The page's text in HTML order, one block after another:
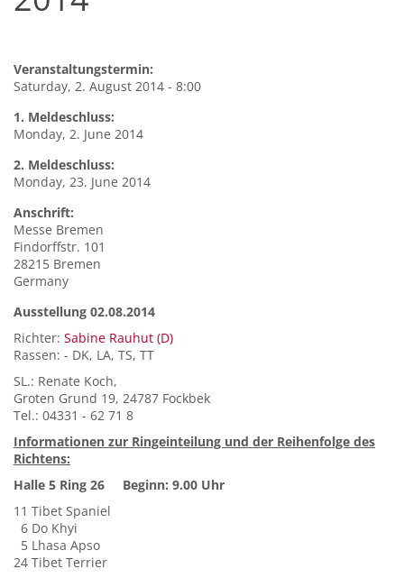
Veranstaltungstermin:
Saturday, 2. August 2014 - 8:00
1. Meldeschluss:
Monday, 2. June 2014
2. Meldeschluss:
Monday, 23. June 2014
Anschrift:
Messe Bremen
Findorffstr. 101
28215 Bremen
Germany
Ausstellung 02.08.2014
Richter: Sabine Rauhut (D)
Rassen: - DK, LA, TS, TT
SL.: Renate Koch,
Groten Grund 19, 24787 Fockbek
Tel.: 04331 - 62 71 8
Informationen zur Ringeinteilung und der Reihenfolge des
Richtens:
Halle 5 Ring 26 Beginn: 9.00 Uhr
11 Tibet Spaniel
6 Do Khyi
5 Lhasa Apso
24 Tibet Terrier